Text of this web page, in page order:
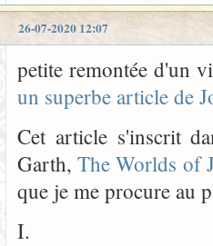
26-07-2020 12:07
petite remontée d'un
un superbe article de
Cet article s'inscrit
Garth,The Worlds of
que je me procure au
I.